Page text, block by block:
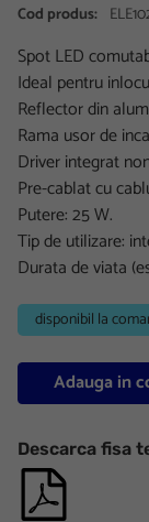
Cod produs:
Spot LED
Ideal pentru
Reflector din
Rama usor de
Driver integrat
Pre-cablat cu
Putere: 25 W.
Tip de utilizare:
Durata de viata
disponibil la
Adauga in
Descarca fisa